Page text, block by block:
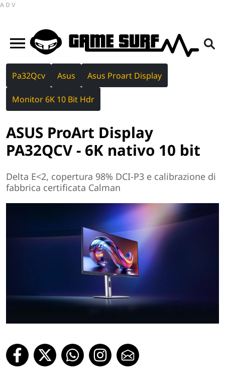
ADV
Pa32Qcv Asus Asus Proart Display
Monitor 6K 10 Bit Hdr
ASUS ProArt Display
PA32QCV - 6K nativo 10 bit
Delta E<2, copertura 98% DCI-P3 e calibrazione di
fabbrica certificata Calman